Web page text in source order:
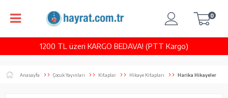
1200 TL üzeri KARGO BEDAVA! (PTT Kargo)
0
Anasayfa Çocuk Yayınları Kitaplar Hikaye Kitapları Harika Hikayeler